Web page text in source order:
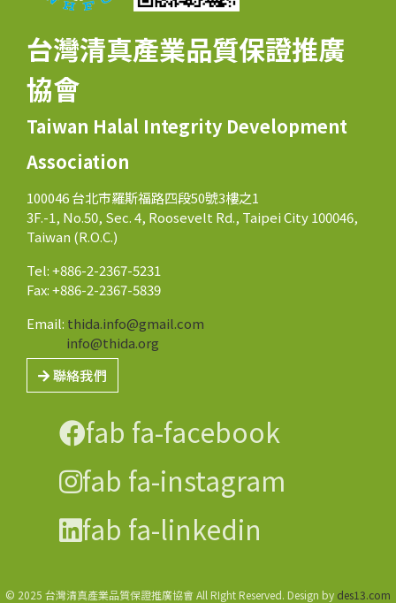
台灣清真產業品質保證推廣
協會
Taiwan Halal Integrity Development
Association
100046 台北市羅斯福路四段50號3樓之1
3F.-1, No.50, Sec. 4, Roosevelt Rd., Taipei City 100046,
Taiwan (R.O.C.)
Tel: +886-2-2367-5231
Fax: +886-2-2367-5839
Email: thida.info@gmail.com
info@thida.org
聯絡我們
fab fa-facebook
fab fa-instagram
fab fa-linkedin
© 2025 台灣清真產業品質保證推廣協會 All RIght Reserved. Design by des13.com